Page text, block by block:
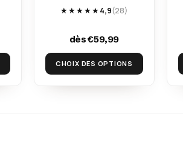
★★★★★4,9(28)
dès €59,99
CHOIX DES OPTIONS